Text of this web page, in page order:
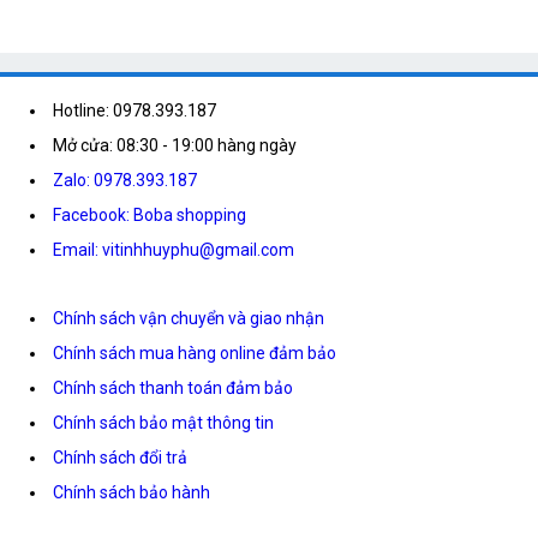
Hotline: 0978.393.187
Mở cửa: 08:30 - 19:00 hàng ngày
Zalo: 0978.393.187
Facebook: Boba shopping
Email: vitinhhuyphu@gmail.com
Chính sách vận chuyển và giao nhận
Chính sách mua hàng online đảm bảo
Chính sách thanh toán đảm bảo
Chính sách bảo mật thông tin
Chính sách đổi trả
Chính sách bảo hành